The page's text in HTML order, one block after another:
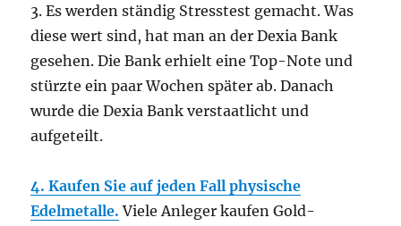
3. Es werden ständig Stresstest gemacht. Was
diese wert sind, hat man an der Dexia Bank
gesehen. Die Bank erhielt eine Top-Note und
stürzte ein paar Wochen später ab. Danach
wurde die Dexia Bank verstaatlicht und
aufgeteilt.
4. Kaufen Sie auf jeden Fall physische
Edelmetalle. Viele Anleger kaufen Gold-